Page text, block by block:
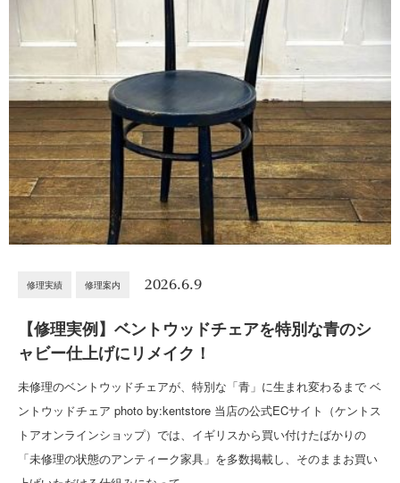
修理実績 修理案内 2026.6.9
【修理実例】ベントウッドチェアを特別な青のシ
ャビー仕上げにリメイク！
未修理のベントウッドチェアが、特別な「青」に生まれ変わるまで ベ
ントウッドチェア photo by:kentstore 当店の公式ECサイト（ケントス
トアオンラインショップ）では、イギリスから買い付けたばかりの
「未修理の状態のアンティーク家具」を多数掲載し、そのままお買い